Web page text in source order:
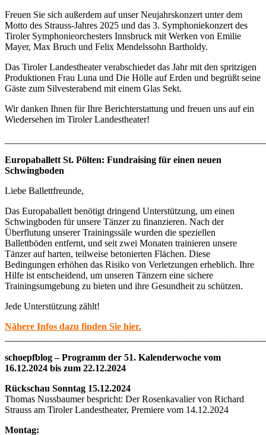
Freuen Sie sich außerdem auf unser Neujahrskonzert unter dem
Motto des Strauss-Jahres 2025 und das 3. Symphoniekonzert des
Tiroler Symphonieorchesters Innsbruck mit Werken von Emilie
Mayer, Max Bruch und Felix Mendelssohn Bartholdy.
Das Tiroler Landestheater verabschiedet das Jahr mit den spritzigen
Produktionen Frau Luna und Die Hölle auf Erden und begrüßt seine
Gäste zum Silvesterabend mit einem Glas Sekt.
Wir danken Ihnen für Ihre Berichterstattung und freuen uns auf ein
Wiedersehen im Tiroler Landestheater!
Europaballett St. Pölten: Fundraising für einen neuen
Schwingboden
Liebe Ballettfreunde,
Das Europaballett benötigt dringend Unterstützung, um einen
Schwingboden für unsere Tänzer zu finanzieren. Nach der
Überflutung unserer Trainingssäle wurden die speziellen
Ballettböden entfernt, und seit zwei Monaten trainieren unsere
Tänzer auf harten, teilweise betonierten Flächen. Diese
Bedingungen erhöhen das Risiko von Verletzungen erheblich. Ihre
Hilfe ist entscheidend, um unseren Tänzern eine sichere
Trainingsumgebung zu bieten und ihre Gesundheit zu schützen.
Jede Unterstützung zählt!
Nähere Infos dazu finden Sie hier.
schoepfblog – Programm der 51. Kalenderwoche vom
16.12.2024 bis zum 22.12.2024
Rückschau Sonntag 15.12.2024
Thomas Nussbaumer bespricht: Der Rosenkavalier von Richard
Strauss am Tiroler Landestheater, Premiere vom 14.12.2024
Montag: